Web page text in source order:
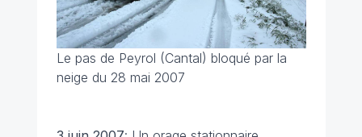
Le pas de Peyrol (Cantal) bloqué par la
neige du 28 mai 2007